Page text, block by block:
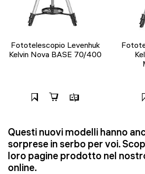
Fototelescopio Levenhuk
Kelvin Nova BASE 70/400
Questi nuovi modelli hanno
sorprese in serbo per voi.
loro pagine prodotto nel
online.